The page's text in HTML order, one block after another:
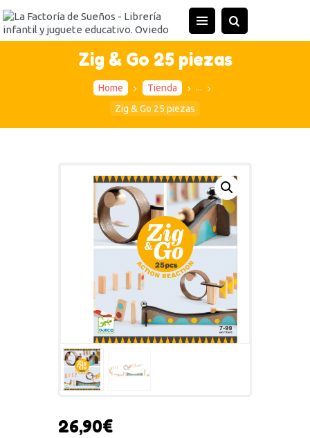
Zig & Go 25 piezas
Home Tienda
...
Zig & Go 25 piezas
INICIO
TIENDA
ACTIVIDADES
CONTACTO
26,90€